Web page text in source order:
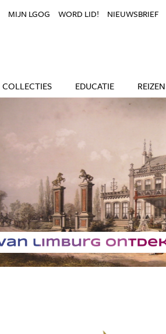
COLLECTIES EDUCATIE REIZEN
MIJN LGOG WORD LID! NIEUWSBRIEF